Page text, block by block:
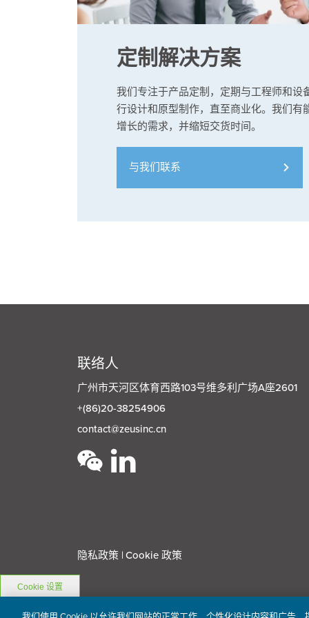
定制解决方案
我们专注于产品定制，定期与工程师和设
行设计和原型制作，直至商业化。我们有
增长的需求，并缩短交货时间。
与我们联系
联络人
广州市天河区体育西路103号维多利广场A座2601
+(86)20-38254906
contact@zeusinc.cn
隐私政策 Cookie 政策
Cookie 设置